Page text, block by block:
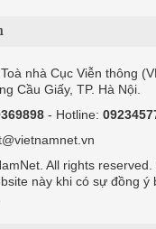
nhà Cục Viễn thông
Cầu Giấy, TP. Hà Nội.
- Hotline:
All rights
này khi có sự đồng ý